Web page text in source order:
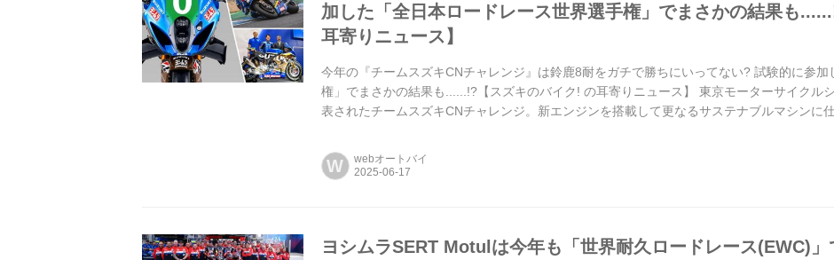
加した「全日本ロードレース世界選手権」でまさかの結果も
耳寄りニュース】
今年の『チームスズキCNチャレンジ』は鈴鹿8耐をガチで勝ちにいってない? 試験的に参
権」でまさかの結果も......!?【スズキのバイク! の耳寄りニュース】 東京モーターサイクル
表されたチームスズキCNチャレンジ。新エンジンを搭載して更なるサステナブルマシンに
W webオートバイ
ヨシムラSERT Motulは今年も「世界耐久ロードレース(EWC)